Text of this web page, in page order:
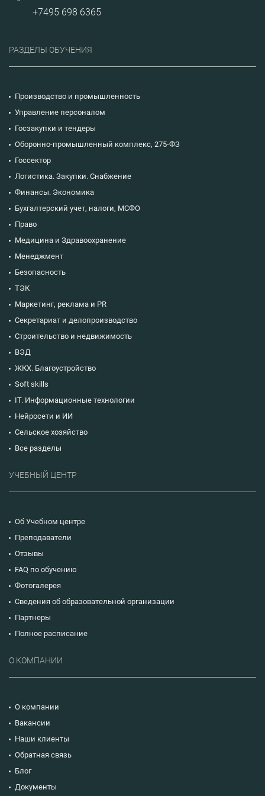
планированием.
+7495 698 6365
РАЗДЕЛЫ ОБУЧЕНИЯ
Производство и промышленность
Управление персоналом
Госзакупки и тендеры
Оборонно-промышленный комплекс, 275-ФЗ
Госсектор
Логистика. Закупки. Снабжение
Финансы. Экономика
Бухгалтерский учет, налоги, МСФО
Право
Медицина и Здравоохранение
Менеджмент
Безопасность
ТЭК
Маркетинг, реклама и PR
Секретариат и делопроизводство
Строительство и недвижимость
ВЭД
ЖКХ. Благоустройство
Soft skills
IT. Информационные технологии
Нейросети и ИИ
Сельское хозяйство
Все разделы
УЧЕБНЫЙ ЦЕНТР
Об Учебном центре
Преподаватели
Отзывы
FAQ по обучению
Фотогалерея
Сведения об образовательной организации
Партнеры
Полное расписание
О КОМПАНИИ
О компании
Вакансии
Наши клиенты
Обратная связь
Блог
Документы